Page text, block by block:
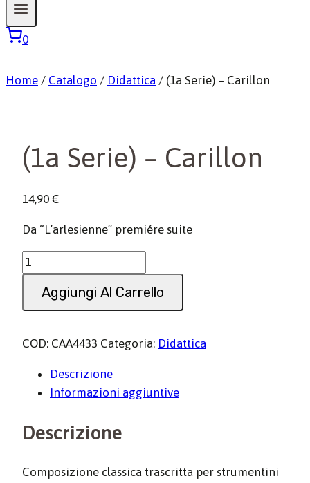
0
Home / Catalogo / Didattica / (1a Serie) – Carillon
(1a Serie) – Carillon
14,90 €
Da “L’arlesienne” premiére suite
(1a
Serie)
Carillon
Aggiungi Al Carrello
COD: CAA4433 Categoria: Didattica
Descrizione
Informazioni aggiuntive
Descrizione
Composizione classica trascritta per strumentini